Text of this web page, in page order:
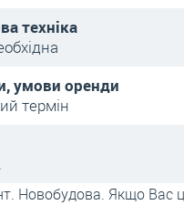
техніка
умови оренди
термін
Новобудова. Якщо Вас